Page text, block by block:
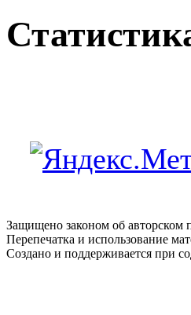
Защищено законом об
Перепечатка и использование
Создано и поддерживается при